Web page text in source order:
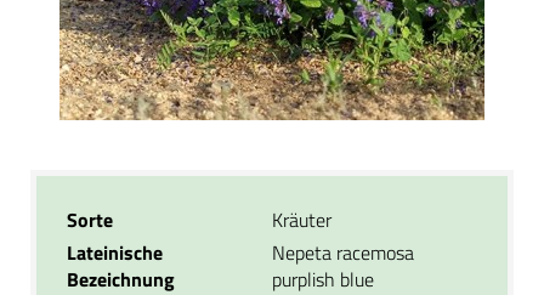
Sorte
Kräuter
Lateinische
Bezeichnung
Nepeta racemosa
purplish blue